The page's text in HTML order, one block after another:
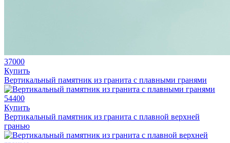
37000
Купить
Вертикальный памятник из гранита с плавными гранями
54400
Купить
Вертикальный памятник из гранита с плавной верхней
гранью